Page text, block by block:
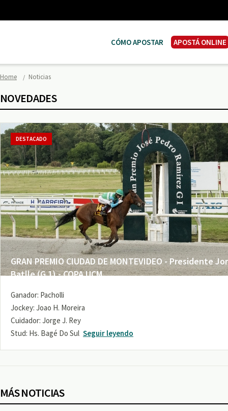
CÓMO APOSTAR APOSTÁ ONLINE
Home Noticias
NOVEDADES
GRAN PREMIO CIUDAD DE MONTEVIDEO - Presidente
Batlle (G 1) - COPA UCM
DESTACADO
Ganador: Pacholli
Jockey: Joao H. Moreira
Cuidador: Jorge J. Rey
Stud: Hs. Bagé Do Sul Seguir leyendo
MÁS NOTICIAS